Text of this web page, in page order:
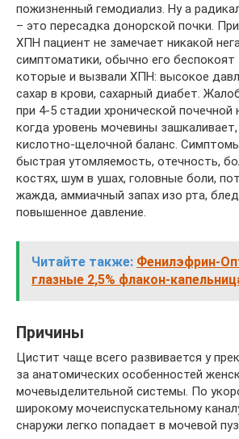
пожизненный гемодиализ. Ну а
– это пересадка донорской почки.
ХПН пациент не замечает никакой
симптоматики, обычно его беспокоят
которые и вызвали ХПН: высокое
сахар в крови, сахарный диабет.
при 4-5 стадии хронической почечной
когда уровень мочевины
кислотно-щелочной баланс.
быстрая утомляемость, отечность,
костях, шум в ушах, головные боли,
жажда, аммиачный запах изо рта,
повышенное давление.
Читайте также: Фенилэфрин-
глазные 2,5% флакон-
Причины
Цистит чаще всего развивается у
за анатомических особенностей
мочевыделительной системы. По
широкому мочеиспускательному
снаружи легко попадает в мочевой